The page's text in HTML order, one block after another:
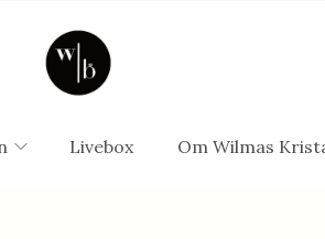
Livebox Om Wilmas